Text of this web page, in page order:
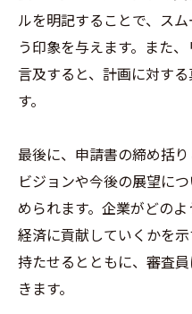
ルを明記することで、ス
う印象を与えます。また
言及すると、計画に対す
す。
最後に、申請書の締め括
ビジョンや今後の展望に
められます。企業がどの
経済に貢献していくかを
持たせるとともに、審査
きます。